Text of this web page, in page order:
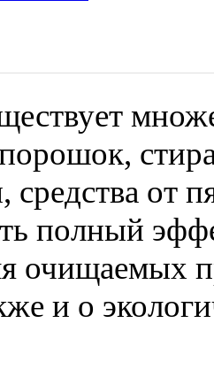
средства от
полный
очищаемых
и о